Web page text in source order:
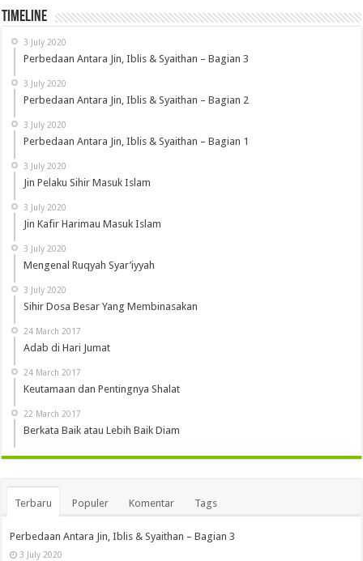
Timeline
3 July 2020
Perbedaan Antara Jin, Iblis & Syaithan – Bagian 3
3 July 2020
Perbedaan Antara Jin, Iblis & Syaithan – Bagian 2
3 July 2020
Perbedaan Antara Jin, Iblis & Syaithan – Bagian 1
3 July 2020
Jin Pelaku Sihir Masuk Islam
3 July 2020
Jin Kafir Harimau Masuk Islam
3 July 2020
Mengenal Ruqyah Syar’iyyah
3 July 2020
Sihir Dosa Besar Yang Membinasakan
24 March 2017
Adab di Hari Jumat
24 March 2017
Keutamaan dan Pentingnya Shalat
22 March 2017
Berkata Baik atau Lebih Baik Diam
Terbaru Populer Komentar Tags
Perbedaan Antara Jin, Iblis & Syaithan – Bagian 3
3 July 2020